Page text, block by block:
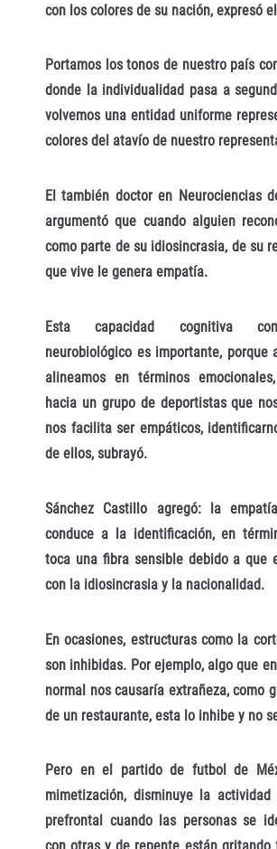
con los colores de su nación, expresó
Portamos los tonos de nuestro país
donde la individualidad pasa a
volvemos una entidad uniforme
colores del atavío de nuestro
El también doctor en Neurociencias
argumentó que cuando alguien
como parte de su idiosincrasia, de su
que vive le genera empatía.
Esta capacidad cognitiva
neurobiológico es importante, porque
alineamos en términos
hacia un grupo de deportistas que
nos facilita ser empáticos,
de ellos, subrayó.
Sánchez Castillo agregó: la
conduce a la identificación, en
toca una fibra sensible debido a que
con la idiosincrasia y la nacionalidad.
En ocasiones, estructuras como la
son inhibidas. Por ejemplo, algo que
normal nos causaría extrañeza, como
de un restaurante, esta lo inhibe y no
Pero en el partido de futbol de
mimetización, disminuye la
prefrontal cuando las personas se